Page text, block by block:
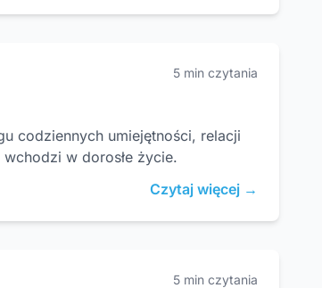
5 min czytania
codziennych umiejętności, relacji
w dorosłe życie.
Czytaj więcej →
5 min czytania